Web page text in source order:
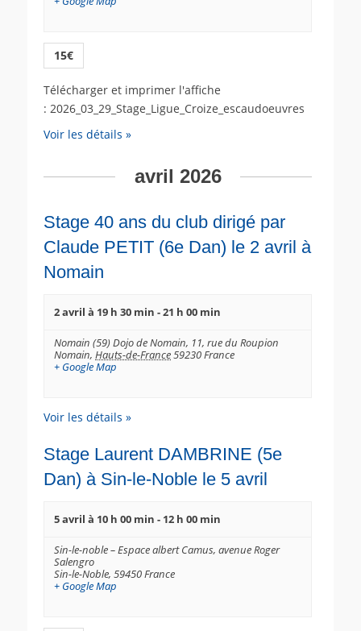
15€
Télécharger et imprimer l'affiche
: 2026_03_29_Stage_Ligue_Croize_escaudoeuvres
Voir les détails »
avril 2026
Stage 40 ans du club dirigé par
Claude PETIT (6e Dan) le 2 avril à
Nomain
2 avril à 19 h 30 min -21 h 00 min
Nomain (59) Dojo de Nomain, 11, rue du Roupion
Nomain, Hauts-de-France59230France
+ Google Map
Voir les détails »
Stage Laurent DAMBRINE (5e
Dan) à Sin-le-Noble le 5 avril
5 avril à 10 h 00 min - 12 h 00 min
Sin-le-noble – Espace albert Camus, avenue Roger
Salengro
Sin-le-Noble, 59450France
+ Google Map